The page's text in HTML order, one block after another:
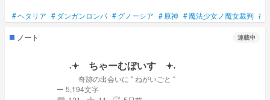
#ヘタリア #ダンガンロンパ #グノーシア #原神 #魔法少女ノ魔女裁判 #
ノート 連載中
˖𖥔 ちゃーむぼいす 𖥔˖
奇跡の出会いに " ねがいごと "
ー 5,194文字